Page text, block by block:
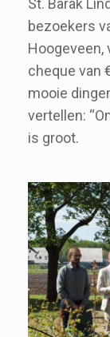
St. Barak
bezoekers
Hoogeveen,
cheque van
mooie
vertellen:
is groot.